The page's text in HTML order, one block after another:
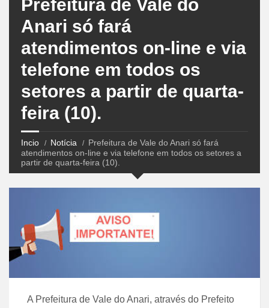
Prefeitura de Vale do
Anari só fará
atendimentos on-line e via
telefone em todos os
setores a partir de quarta-
feira (10).
Incio Notícia
Prefeitura de Vale do Anari só fará
atendimentos on-line e via telefone em todos os setores a
partir de quarta-feira (10).
A Prefeitura de Vale do Anari, através do Prefeito